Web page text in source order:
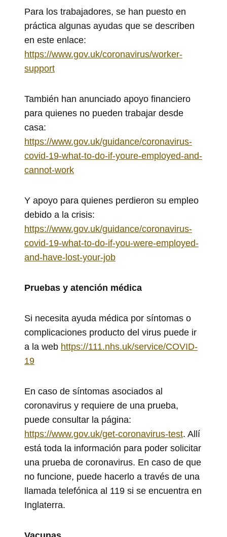
Para los trabajadores, se han puesto en
práctica algunas ayudas que se describen
en este enlace:
https://www.gov.uk/coronavirus/worker-
support
También han anunciado apoyo financiero
para quienes no pueden trabajar desde
casa:
https://www.gov.uk/guidance/coronavirus-
covid-19-what-to-do-if-youre-employed-and-
cannot-work
Y apoyo para quienes perdieron su empleo
debido a la crisis:
https://www.gov.uk/guidance/coronavirus-
covid-19-what-to-do-if-you-were-employed-
and-have-lost-your-job
Pruebas y atención médica
Si necesita ayuda médica por síntomas o
complicaciones producto del virus puede ir
a la web https://111.nhs.uk/service/COVID-
19
En caso de síntomas asociados al
coronavirus y requiere de una prueba,
puede consultar la página:
https://www.gov.uk/get-coronavirus-test. Allí
está toda la información para poder solicitar
una prueba de coronavirus. En caso de que
no funcione, puede hacerlo a través de una
llamada telefónica al 119 si se encuentra en
Inglaterra.